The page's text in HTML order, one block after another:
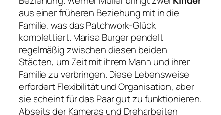
aus einer früheren Beziehung mit in die
Familie, was das Patchwork-Glück
komplettiert. Marisa Burger pendelt
regelmäßig zwischen diesen beiden
Städten, um Zeit mit ihrem Mann und ihrer
Familie zu verbringen. Diese Lebensweise
erfordert Flexibilität und Organisation, aber
sie scheint für das Paar gut zu funktionieren.
Abseits der Kameras und Dreharbeiten